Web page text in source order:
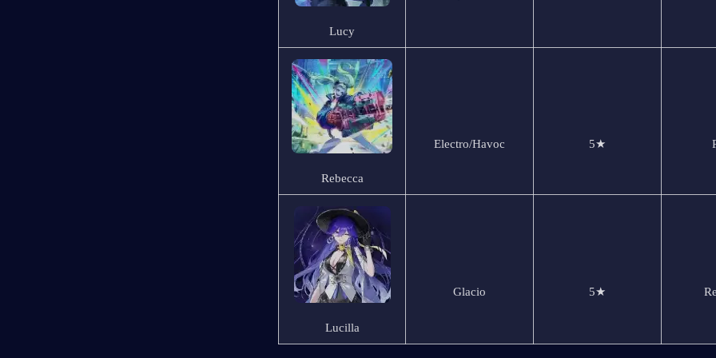
Lucy
Rebecca
Electro/Havoc 5★
Lucilla
Glacio 5★